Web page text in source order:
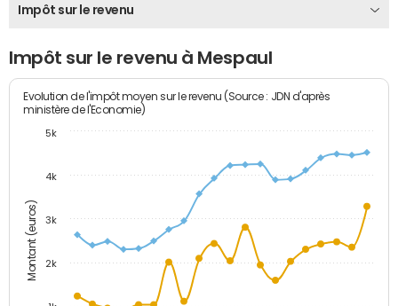
Impôt sur le revenu
Impôt sur le revenu à Mespaul
Montant (euros)
Evolution de l'impôt moyen sur le revenu (Source : JDN d'après
ministère de l'Economie)
2k
3k
4k
5k